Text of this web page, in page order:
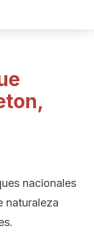
nacionales
naturaleza